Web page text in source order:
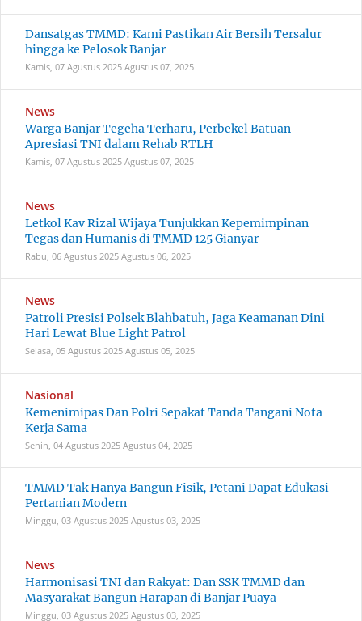
Dansatgas TMMD: Kami Pastikan Air Bersih Tersalur
hingga ke Pelosok Banjar
Kamis, 07 Agustus 2025 Agustus 07, 2025
News
Warga Banjar Tegeha Terharu, Perbekel Batuan
Apresiasi TNI dalam Rehab RTLH
Kamis, 07 Agustus 2025 Agustus 07, 2025
News
Letkol Kav Rizal Wijaya Tunjukkan Kepemimpinan
Tegas dan Humanis di TMMD 125 Gianyar
Rabu, 06 Agustus 2025 Agustus 06, 2025
News
Patroli Presisi Polsek Blahbatuh, Jaga Keamanan Dini
Hari Lewat Blue Light Patrol
Selasa, 05 Agustus 2025 Agustus 05, 2025
Nasional
Kemenimipas Dan Polri Sepakat Tanda Tangani Nota
Kerja Sama
Senin, 04 Agustus 2025 Agustus 04, 2025
TMMD Tak Hanya Bangun Fisik, Petani Dapat Edukasi
Pertanian Modern
Minggu, 03 Agustus 2025 Agustus 03, 2025
News
Harmonisasi TNI dan Rakyat: Dan SSK TMMD dan
Masyarakat Bangun Harapan di Banjar Puaya
Minggu, 03 Agustus 2025 Agustus 03, 2025